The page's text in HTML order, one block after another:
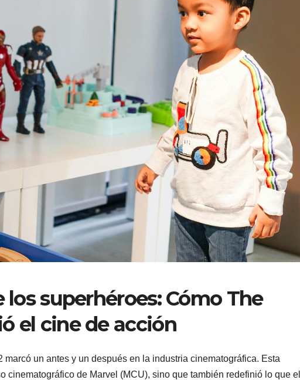
los superhéroes: Cómo The
el cine de acción
marcó un antes y un después en la industria cinematográfica. Esta
cinematográfico de Marvel (MCU), sino que también redefinió lo que el